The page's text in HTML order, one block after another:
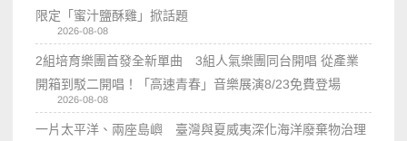
限定「蜜汁鹽酥雞」掀話題
2026-08-08
2組培育樂團首發全新單曲 3組人氣樂團同台開唱 從產業
開箱到駁二開唱！「高速青春」音樂展演8/23免費登場
2026-08-08
一片太平洋、兩座島嶼 臺灣與夏威夷深化海洋廢棄物治理